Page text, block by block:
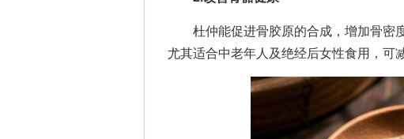
杜仲能促进骨胶原的合成，增加骨密度
尤其适合中老年人及绝经后女性食用，可